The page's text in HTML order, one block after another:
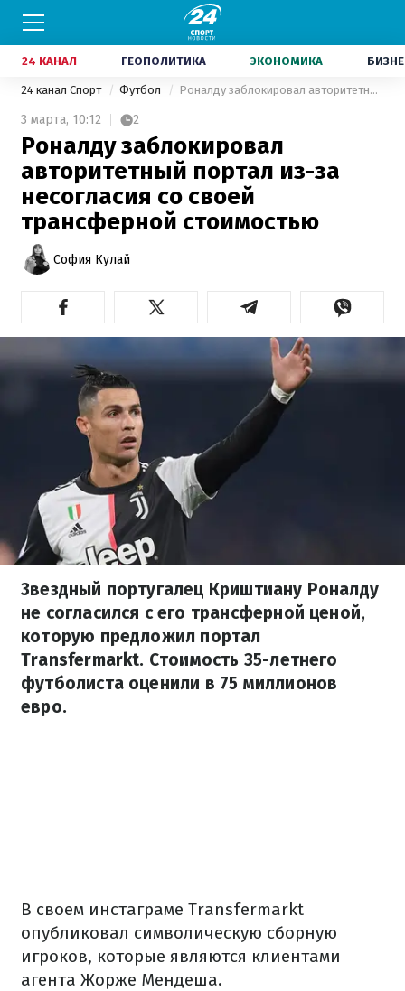
24 КАНАЛ ГЕОПОЛИТИКА ЭКОНОМИКА
24 канал Спорт Футбол Роналду заблокировал авторитетный портал из-за несогласия со своей трансферной стоимостью
3 марта, 10:12 2
Роналду заблокировал
авторитетный портал из-за
несогласия со своей
трансферной стоимостью
София Кулай
Звездный португалец Криштиану Роналду
не согласился с его трансферной ценой,
которую предложил портал
Transfermarkt. Стоимость 35-летнего
футболиста оценили в 75 миллионов
евро.
В своем инстаграме Transfermarkt
опубликовал символическую сборную
игроков, которые являются клиентами
агента Жорже Мендеша.